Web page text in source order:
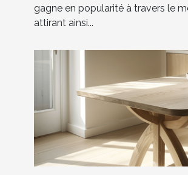
gagne en popularité à travers le
attirant ainsi...